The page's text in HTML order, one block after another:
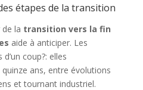
étapes de la transition
la transition vers la fin
aide à anticiper. Les
coup?: elles
quinze ans, entre évolutions
et tournant industriel.